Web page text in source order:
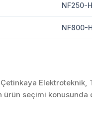
NF250-
NF800-
Elektroteknik,
seçimi konusunda